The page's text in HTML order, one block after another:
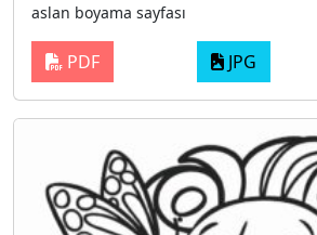
aslan boyama sayfası
PDF JPG